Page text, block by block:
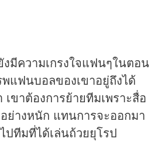
มีความเกรงใจแฟนๆในตอน
แฟนบอลของเขาอยู่ถึงได้
ขาต้องการย้ายทีมเพราะสื่อ
ย่างหนัก แทนการจะออกมา
ปทีมที่ได้เล่นถ้วยยุโรป